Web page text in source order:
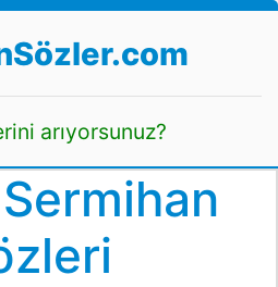
arıyorsunuz?